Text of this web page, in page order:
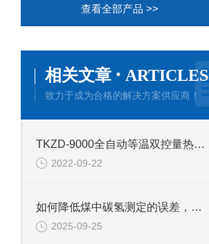
查看全部产品 >>
相关文章 · ARTICLES
致力于成为合格的解决方案供应商！
TKZD-9000全自动等温双控量热仪产品介绍
2022-09-22
如何降低煤中碳氢测定的误差，鹤壁新天科煤质检测
2025-09-25